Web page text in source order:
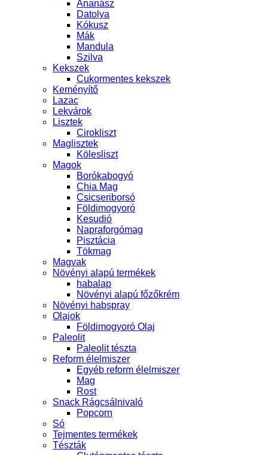
Ananász
Datolya
Kókusz
Mák
Mandula
Szilva
Kekszek
Cukormentes kekszek
Keményítő
Lazac
Lekvárok
Lisztek
Cirokliszt
Maglisztek
Kölesliszt
Magok
Borókabogyó
Chia Mag
Csicseriborsó
Földimogyoró
Kesudió
Napraforgómag
Pisztácia
Tökmag
Magvak
Növényi alapú termékek
habalap
Növényi alapú főzőkrém
Növényi habspray
Olajok
Földimogyoró Olaj
Paleolit
Paleolit tészta
Reform élelmiszer
Egyéb reform élelmiszer
Mag
Rost
Snack Rágcsálnivaló
Popcorn
Só
Tejmentes termékek
Tészták